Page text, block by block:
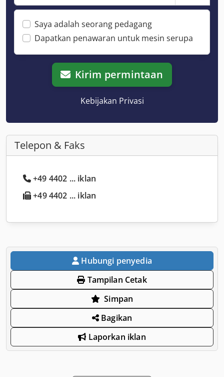
Saya adalah seorang pedagang
Dapatkan penawaran untuk mesin serupa
Kirim permintaan
Kebijakan Privasi
Telepon & Faks
+49 4402 ... iklan
+49 4402 ... iklan
Hubungi penyedia
Tampilan Cetak
Simpan
Bagikan
Laporkan iklan